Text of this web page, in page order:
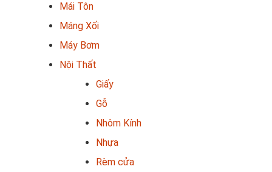
Mái Tôn
Máng Xối
Máy Bơm
Nội Thất
Giấy
Gỗ
Nhôm Kính
Nhựa
Rèm cửa